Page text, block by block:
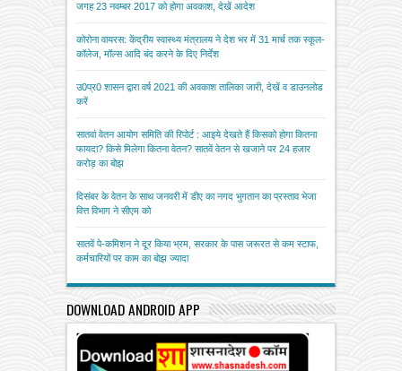
जगह 23 नवम्बर 2017 को होगा अवकाश, देखें आदेश
कोरोना वायरस: केंद्रीय स्वास्थ्य मंत्रालय ने देश भर में 31 मार्च तक स्कूल-
कॉलेज, मॉल्स आदि बंद करने के दिए निर्देश
उ0प्र0 शासन द्वारा वर्ष 2021 की अवकाश तालिका जारी, देखें व डाउनलोड
करें
सातवां वेतन आयोग समिति की रिपोर्ट : आइये देखते हैं किसको होगा कितना
फायदा? किसे मिलेगा कितना वेतन? सातवें वेतन से खजाने पर 24 हजार
करोड़ का बोझ
दिसंबर के वेतन के साथ जनवरी में डीए का नगद भुगतान का प्रस्ताव भेजा
वित्त विभाग ने सीएम को
सातवें पे-कमिशन ने दूर किया भ्रम, सरकार के पास जरूरत से कम स्टाफ,
कर्मचारियों पर काम का बोझ ज्यादा
DOWNLOAD ANDROID APP